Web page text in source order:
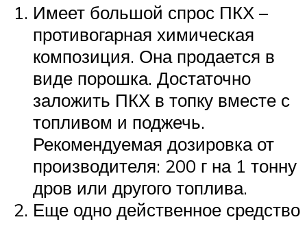
Имеет большой спрос ПКХ –
противогарная химическая
композиция. Она продается в
виде порошка. Достаточно
заложить ПКХ в топку вместе с
топливом и поджечь.
Рекомендуемая дозировка от
производителя: 200 г на 1 тонну
дров или другого топлива.
Еще одно действенное средство